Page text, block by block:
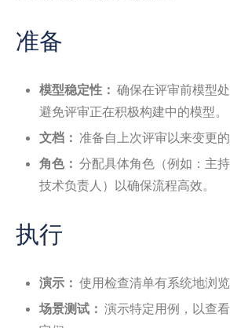
准备
模型稳定性： 确保在评审前模型处
避免评审正在积极构建中的模型。
文档： 准备自上次评审以来变更的
角色： 分配具体角色（例如：主持
技术负责人）以确保流程高效。
执行
演示： 使用检查清单有系统地浏览
场景测试： 演示特定用例，以查